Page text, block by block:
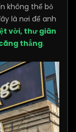
không thể bỏ
là nơi để anh
vời, thư giãn
thẳng.